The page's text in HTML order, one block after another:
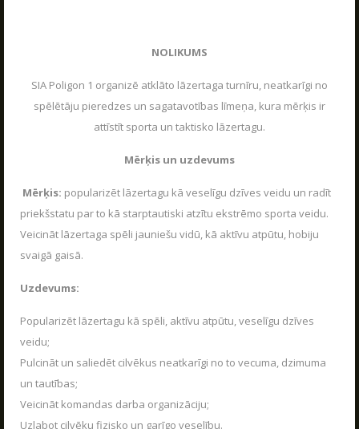
NOLIKUMS
SIA Poligon 1 organizē atklāto lāzertaga turnīru, neatkarīgi no
spēlētāju pieredzes un sagatavotības līmeņa, kura mērķis ir
attīstīt sporta un taktisko lāzertagu.
Mērķis un uzdevums
Mērķis: popularizēt lāzertagu kā veselīgu dzīves veidu un radīt
priekšstatu par to kā starptautiski atzītu ekstrēmo sporta veidu.
Veicināt lāzertaga spēli jauniešu vidū, kā aktīvu atpūtu, hobiju
svaigā gaisā.
Uzdevums:
Popularizēt lāzertagu kā spēli, aktīvu atpūtu, veselīgu dzīves
veidu;
Pulcināt un saliedēt cilvēkus neatkarīgi no to vecuma, dzimuma
un tautības;
Veicināt komandas darba organizāciju;
Uzlabot cilvēku fizisko un garīgo veselību.
ARSENĀLS
REZERVĀCIJA
ZIŅAS
KONTAKTI
Kas ir Lāzertags?
Action-kvests "Bunkurs"!
Vecpuišu un vecmeitu ballītes
LASĪT